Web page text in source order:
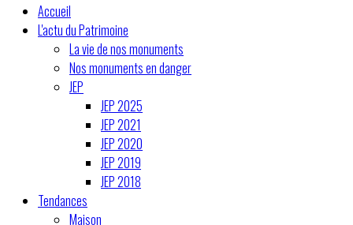
Accueil
L'actu du Patrimoine
La vie de nos monuments
Nos monuments en danger
JEP
JEP 2025
JEP 2021
JEP 2020
JEP 2019
JEP 2018
Tendances
Maison